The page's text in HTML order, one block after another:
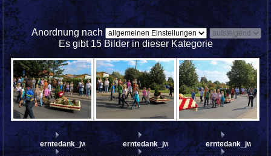
Anordnung nach
Es gibt 15 Bilder in dieser Kategorie
erntedank_jw_p1_mfw12__008057erntedank_jw_p1_mfw12__008053